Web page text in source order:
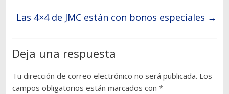
Las 4×4 de JMC están con bonos especiales →
Deja una respuesta
Tu dirección de correo electrónico no será publicada. Los
campos obligatorios están marcados con *